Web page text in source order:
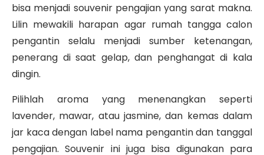
bisa menjadi souvenir pengajian yang sarat makna.
Lilin mewakili harapan agar rumah tangga calon
pengantin selalu menjadi sumber ketenangan,
penerang di saat gelap, dan penghangat di kala
dingin.
Pilihlah aroma yang menenangkan seperti
lavender, mawar, atau jasmine, dan kemas dalam
jar kaca dengan label nama pengantin dan tanggal
pengajian. Souvenir ini juga bisa digunakan para